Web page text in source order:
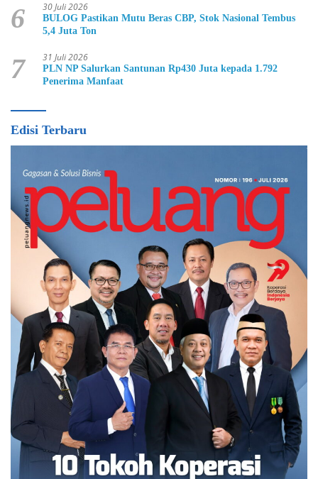
6 30 Juli 2026
BULOG Pastikan Mutu Beras CBP, Stok Nasional Tembus
5,4 Juta Ton
7 31 Juli 2026
PLN NP Salurkan Santunan Rp430 Juta kepada 1.792
Penerima Manfaat
Edisi Terbaru